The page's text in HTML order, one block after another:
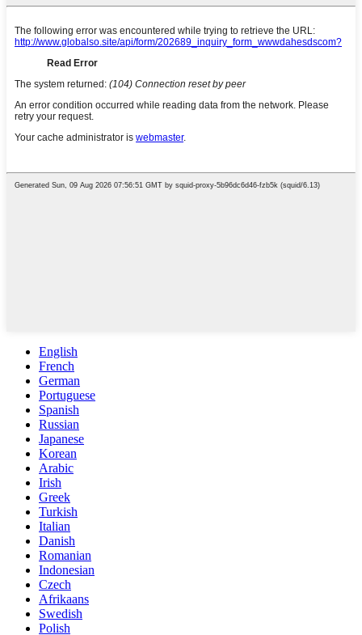
English
French
German
Portuguese
Spanish
Russian
Japanese
Korean
Arabic
Irish
Greek
Turkish
Italian
Danish
Romanian
Indonesian
Czech
Afrikaans
Swedish
Polish